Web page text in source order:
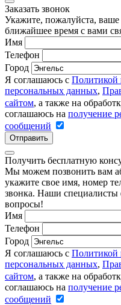
Заказать звонок
Укажите, пожалуйста,
ближайшее время с вами
Имя
Телефон
Город
Я соглашаюсь с Политикой
персональных данных,
сайтом, а также на
соглашаюсь на получение
сообщений
Отправить
Получить бесплатную
Мы можем позвонить вам
укажите свое имя, номер
звонка. Наши
вопросы!
Имя
Телефон
Город
Я соглашаюсь с Политикой
персональных данных,
сайтом, а также на
соглашаюсь на получение
сообщений